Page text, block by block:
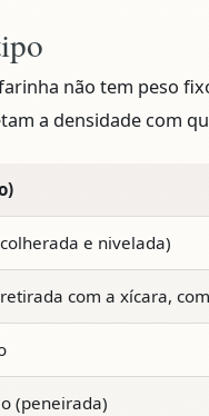
não tem peso
a densidade com
e nivelada)
com a xícara,
(peneirada)